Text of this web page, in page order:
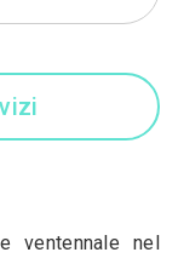
ventennale nel